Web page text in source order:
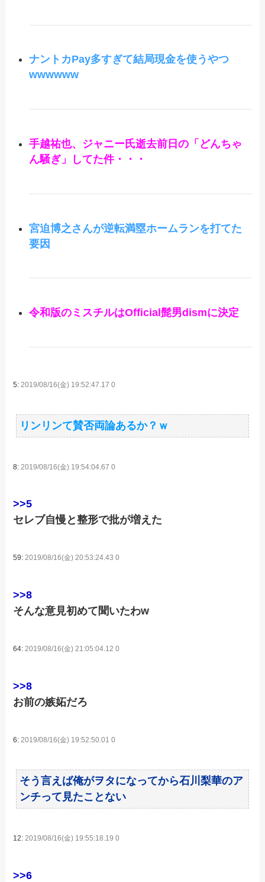
ナントカPay多すぎて結局現金を使うやつ
wwwwww
手越祐也、ジャニー氏逝去前日の「どんちゃ
ん騒ぎ」してた件・・・
宮迫博之さんが逆転満塁ホームランを打てた
要因
令和版のミスチルはOfficial髭男dismに決定
5: 2019/08/16(金) 19:52:47.17 0
リンリンて賛否両論あるか？ｗ
8: 2019/08/16(金) 19:54:04.67 0
>>5
セレブ自慢と整形で批が増えた
59:2019/08/16(金) 20:53:24.43 0
>>8
そんな意見初めて聞いたわw
64:2019/08/16(金) 21:05:04.12 0
>>8
お前の嫉妬だろ
6:2019/08/16(金) 19:52:50.01 0
そう言えば俺がヲタになってから石川梨華のア
ンチって見たことない
12:2019/08/16(金) 19:55:18.19 0
>>6